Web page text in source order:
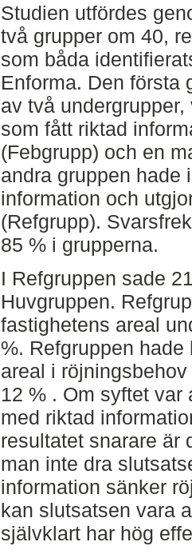
Studien utfördes
två grupper om 40,
som båda
Enforma. Den första
av två
som fått riktad
(Febgrupp) och en
andra gruppen hade
information och
(Refgrupp).
85 % i grupperna.
I Refgruppen sade
Huvgruppen.
fastighetens areal
%. Refgruppen
areal i
12 % . Om syftet
med riktad
resultatet snarare är
man inte dra
information sänker
kan slutsatsen vara
självklart har hög